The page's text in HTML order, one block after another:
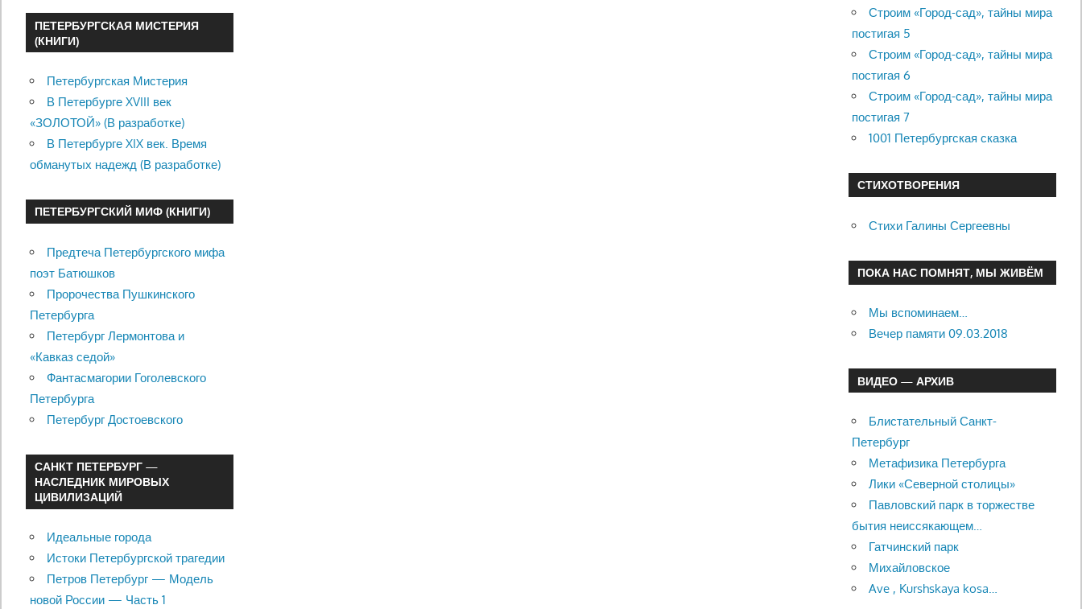
ПЕТЕРБУРГСКАЯ МИСТЕРИЯ
(КНИГИ)
Петербургская Мистерия
В Петербурге XVIII век
«ЗОЛОТОЙ» (В разработке)
В Петербурге XIX век. Время
обманутых надежд (В разработке)
ПЕТЕРБУРГСКИЙ МИФ (КНИГИ)
Предтеча Петербургского мифа
поэт Батюшков
Пророчества Пушкинского
Петербурга
Петербург Лермонтова и
«Кавказ седой»
Фантасмагории Гоголевского
Петербурга
Петербург Достоевского
САНКТ ПЕТЕРБУРГ —
НАСЛЕДНИК МИРОВЫХ
ЦИВИЛИЗАЦИЙ
Идеальные города
Истоки Петербургской трагедии
Петров Петербург — Модель
новой России — Часть 1
Строим «Город-сад», тайны мира
постигая 5
Строим «Город-сад», тайны мира
постигая 6
Строим «Город-сад», тайны мира
постигая 7
1001 Петербургская сказка
СТИХОТВОРЕНИЯ
Стихи Галины Сергеевны
ПОКА НАС ПОМНЯТ, МЫ ЖИВЁМ
Мы вспоминаем…
Вечер памяти 09.03.2018
ВИДЕО — АРХИВ
Блистательный Санкт-
Петербург
Метафизика Петербурга
Лики «Северной столицы»
Павловский парк в торжестве
бытия неиссякающем…
Гатчинский парк
Михайловское
Ave , Kurshskaya kosa…